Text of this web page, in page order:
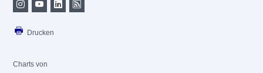
Drucken
Charts von